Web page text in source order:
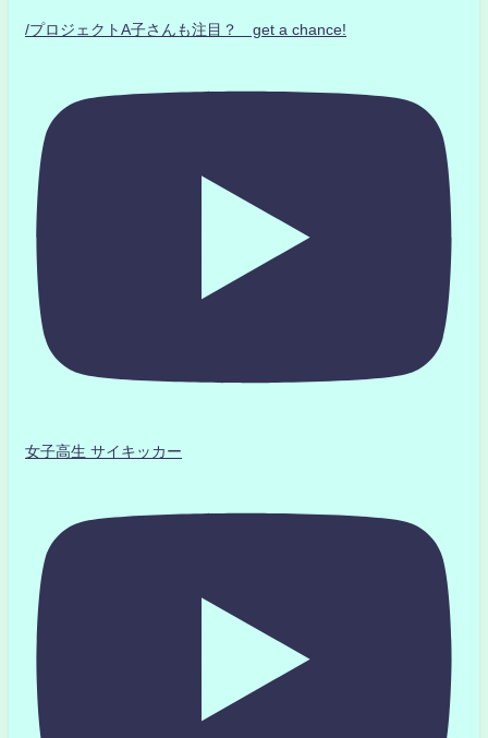
/プロジェクトA子さんも注目？ get a chance!
女子高生 サイキッカー